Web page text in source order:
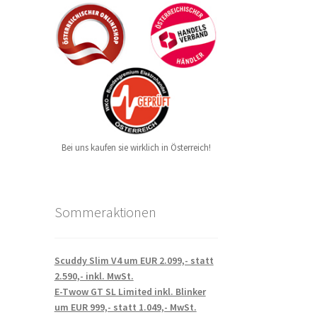
Bei uns kaufen sie wirklich in Österreich!
Sommeraktionen
Scuddy Slim V4 um EUR 2.099,- statt
2.590,- inkl. MwSt.
E-Twow GT SL Limited inkl. Blinker
um EUR 999,- statt 1.049,- MwSt.